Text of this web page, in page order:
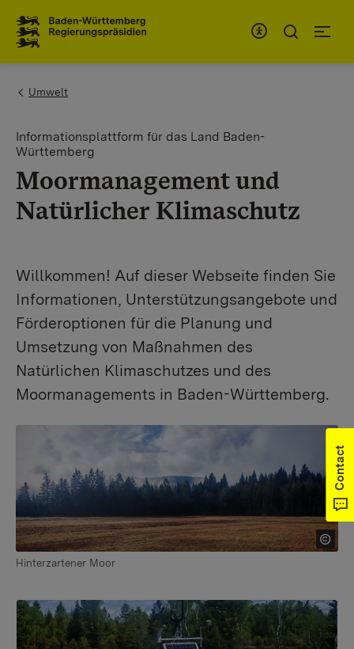
You are here:
Umwelt
Informationsplattform für das Land Baden-
Württemberg
Moormanagement und
Natürlicher Klimaschutz
Willkommen! Auf dieser Webseite finden Sie
Informationen, Unterstützungsangebote und
Förderoptionen für die Planung und
Umsetzung von Maßnahmen des
Natürlichen Klimaschutzes und des
Moormanagements in Baden-Württemberg.
Hinterzartener Moor
Contact